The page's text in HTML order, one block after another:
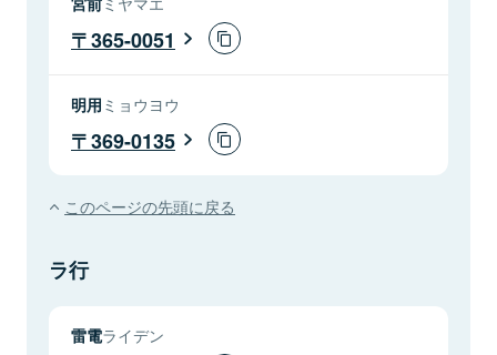
365-0051
明用 ミョウヨウ
369-0135
このページの先頭に戻る
ラ行
雷電ライデン